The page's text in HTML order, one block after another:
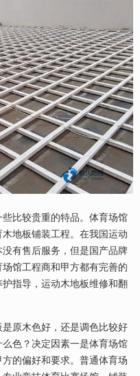
比较贵重的特品。体育场馆
地板铺装工程。在我国运动
有售后服务，但是国产品牌
馆工程商和甲方都有完善的
指导，运动木地板维修和翻
原木色好，还是调色比较好
色？决定因素一是体育场馆
的偏好和要求。普通体育场